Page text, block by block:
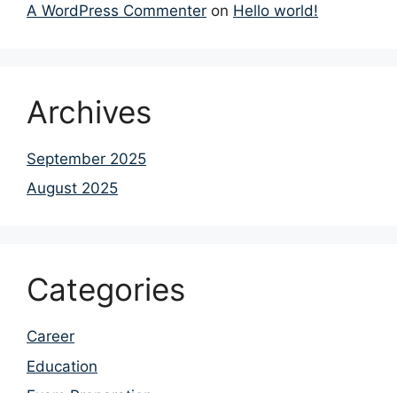
A WordPress Commenter on Hello world!
Archives
September 2025
August 2025
Categories
Career
Education